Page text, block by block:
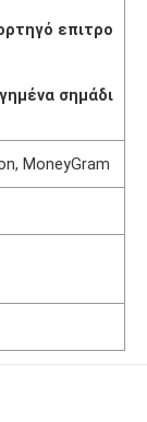
επιτρο
σημάδι
MoneyGram